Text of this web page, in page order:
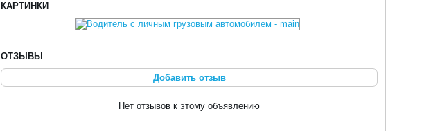
КАРТИНКИ
ОТЗЫВЫ
Добавить отзыв
Нет отзывов к этому объявлению